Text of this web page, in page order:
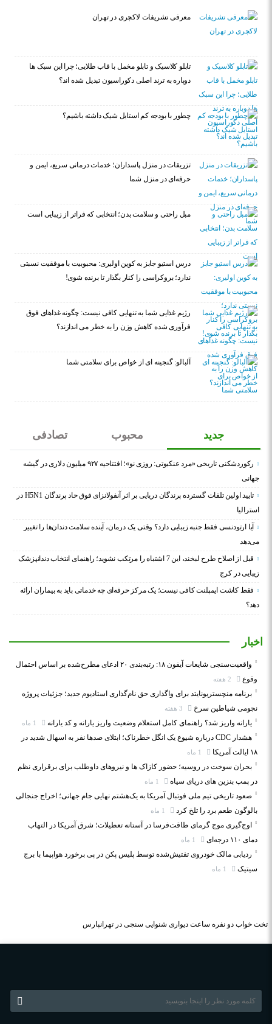
معرفی تشریفات لاکچری در تهران
تابلو کلاسیک و تابلو مخمل با قاب طلایی؛ چرا این سبک ها
دوباره به ترند اصلی دکوراسیون تبدیل شده اند؟
چطور با بودجه کم استایل شیک داشته باشیم؟
تزریقات در منزل پاسداران؛ خدمات درمانی سریع، ایمن و
حرفه‌ای در منزل شما
مبل راحتی و سلامت بدن؛ انتخابی که فراتر از زیبایی است
درس استیو جابز به کوین اولیری: محبوبیت با موفقیت نسبتی
ندارد؛ بروکراسی را کنار بگذار تا برنده شوی!
رژیم غذایی شما به تنهایی کافی نیست: چگونه غذاهای فوق
فرآوری شده کاهش وزن را به خطر می اندازند؟
آلبالو: گنجینه ای از خواص برای سلامتی شما
جدید محبوب تصادفی
رکوردشکنی تاریخی «مرد عنکبوتی: روزی نو»؛ افتتاحیه ۹۲۷ میلیون دلاری در گیشه
جهانی
تایید اولین تلفات گسترده پرندگان دریایی بر اثر آنفولانزای فوق حاد پرندگان H5N1 در
استرالیا
آیا ارتودنسی فقط جنبه زیبایی دارد؟ وقتی یک درمان، آینده سلامت دندان‌ها را تغییر
می‌دهد
قبل از اصلاح طرح لبخند، این 7 اشتباه را مرتکب نشوید؛ راهنمای انتخاب دندانپزشک
زیبایی در کرج
فقط کاشت ایمپلنت کافی نیست؛ یک مرکز حرفه‌ای چه خدماتی باید به بیماران ارائه
دهد؟
اخبار
واقعیت‌سنجی شایعات آیفون ۱۸: رتبه‌بندی ۲۰ ادعای مطرح‌شده بر اساس احتمال
وقوع
برنامه منچستریونایتد برای واگذاری حق نام‌گذاری استادیوم جدید؛ جزئیات پروژه
نجومی شیاطین سرخ
یارانه واریز شد؟ راهنمای کامل استعلام وضعیت واریز یارانه و کد یارانه
هشدار CDC درباره شیوع یک انگل خطرناک؛ ابتلای صدها نفر به اسهال شدید در
۱۸ ایالت آمریکا
بحران سوخت در روسیه؛ حضور کازاک‌ ها و نیروهای داوطلب برای برقراری نظم
در پمپ بنزین‌ های دریای سیاه
صعود تاریخی تیم ملی فوتبال آمریکا به یک‌هشتم نهایی جام جهانی؛ اخراج جنجالی
بالوگون طعم برد را تلخ کرد
اوج‌گیری موج گرمای طاقت‌فرسا در آستانه تعطیلات؛ شرق آمریکا در التهاب
دمای ۱۱۰ درجه‌ای
ردیابی مالک خودروی تفتیش‌شده توسط پلیس پکن در پی برخورد هواپیما با برج
سیتیک
تخت خواب دو نفره ساعت دیواری شنوایی سنجی در تهرانپارس